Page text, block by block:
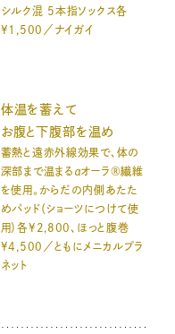
シルク混 5本指ソックス各
¥1,500／ナイガイ
体温を蓄えて
お腹と下腹部を温め
蓄熱と遠赤外線効果で、体の
深部まで温まるαオーラ®繊維
を使用。からだの内側あたた
めパッド（ショーツにつけて使
用）各¥2,800、ほっと腹巻
¥4,500／ともにメニカルプラ
ネット